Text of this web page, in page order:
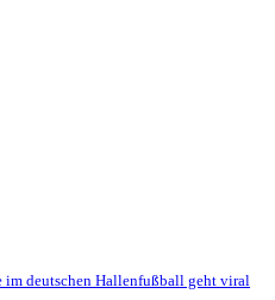
im deutschen Hallenfußball geht viral